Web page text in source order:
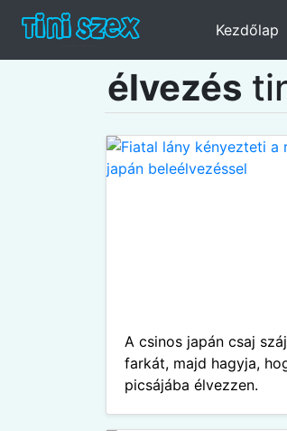
Kezdőlap
élvezés
A csinos japán csaj
farkát, majd hagyja,
picsájába élvezzen.